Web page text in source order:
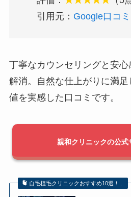
引用元： Google口コミ
丁寧なカウンセリングと安
解消。自然な仕上がりに満
値を実感した口コミです。
親和クリニックの公式
自毛植毛クリニックおすすめ10選！...